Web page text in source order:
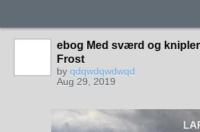
ebog Med sværd og
Frost
by qdqwdqwdwqd
Aug 29, 2019